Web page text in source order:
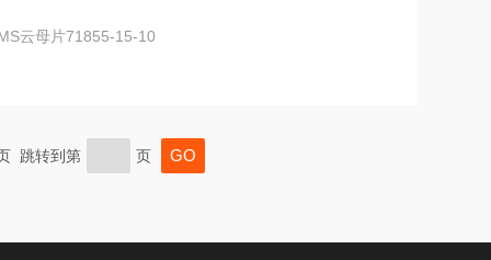
云母片71855-15-10
跳转到第 页